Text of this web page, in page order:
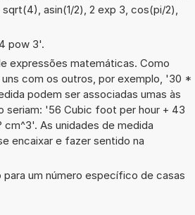
asin(1/2), 2 exp 3, cos(pi/2),
pow 3'.
expressões matemáticas. Como
com os outros, por exemplo, '30 *
podem ser associadas umas às
seriam: '56 Cubic foot per hour + 43
As unidades de medida
encaixar e fazer sentido na
um número específico de casas